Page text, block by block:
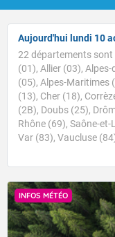
Aujourd'hui lundi 10
22 départements sont
(01), Allier (03),
(05), Alpes-Maritimes
(13), Cher (18),
(2B), Doubs (25),
Rhône (69), Saône-
Var (83), Vaucluse
INFOS MÉTÉO